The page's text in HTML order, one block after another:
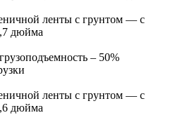
ленты с грунтом — с
дюйма
– 50%
ленты с грунтом — с
дюйма